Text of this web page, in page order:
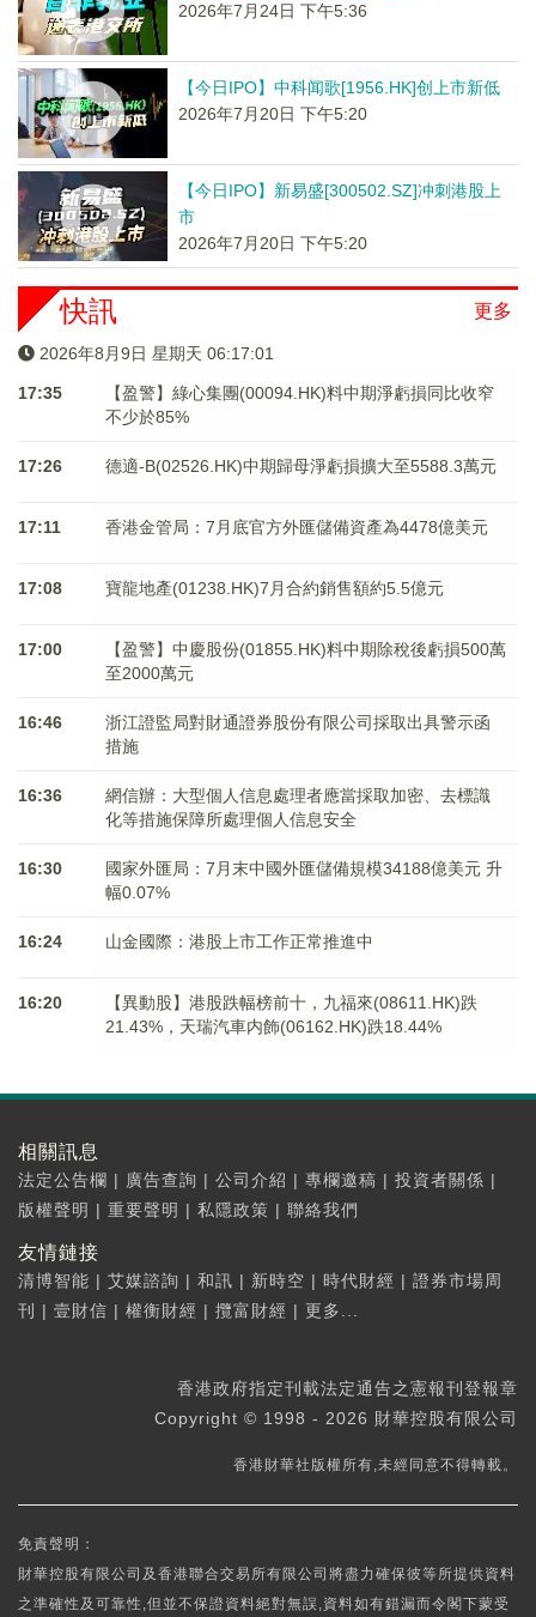
2026年7月24日 下午5:36
【今日IPO】中科闻歌[1956.HK]创上市新低
2026年7月20日 下午5:20
【今日IPO】新易盛[300502.SZ]冲刺港股上
市
2026年7月20日 下午5:20
更多
快訊
2026年8月9日 星期天 06:17:01
17:35
【盈警】綠心集團(00094.HK)料中期淨虧損同比收窄
不少於85%
17:26 德適-B(02526.HK)中期歸母淨虧損擴大至5588.3萬元
17:11 香港金管局：7月底官方外匯儲備資產為4478億美元
17:08 寶龍地產(01238.HK)7月合約銷售額約5.5億元
17:00
【盈警】中慶股份(01855.HK)料中期除稅後虧損500萬
至2000萬元
16:46
浙江證監局對財通證券股份有限公司採取出具警示函
措施
16:36
網信辦：大型個人信息處理者應當採取加密、去標識
化等措施保障所處理個人信息安全
16:30
國家外匯局：7月末中國外匯儲備規模34188億美元 升
幅0.07%
16:24 山金國際：港股上市工作正常推進中
16:20
【異動股】港股跌幅榜前十，九福來(08611.HK)跌
21.43%，天瑞汽車内飾(06162.HK)跌18.44%
相關訊息
法定公告欄 | 廣告查詢 | 公司介紹 | 專欄邀稿 | 投資者關係 |
版權聲明 | 重要聲明 | 私隱政策 | 聯絡我們
友情鏈接
清博智能 | 艾媒諮詢 | 和訊 | 新時空 | 時代財經 | 證券市場周
刊
| 壹財信 | 權衡財經 | 攬富財經 | 更多...
香港政府指定刊載法定通告之憲報刊登報章
Copyright © 1998 - 2026 財華控股有限公司
香港財華社版權所有,未經同意不得轉載。
免責聲明：
財華控股有限公司及香港聯合交易所有限公司將盡力確保彼等所提供資料
之準確性及可靠性,但並不保證資料絕對無誤,資料如有錯漏而令閣下蒙受